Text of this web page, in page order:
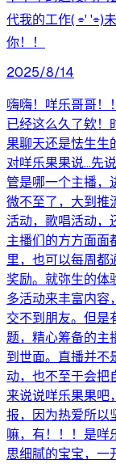
代我的工作( ⌯' '⌯)
你！！
2025/8/14
嗨嗨！咩乐哥哥！
已经这么久了欸！
果聊天还是怯生生
对咩乐果果说...先
管是哪一个主播，
微不至了，大到推
活动，歌唱活动，
主播们的方方面面
里，也可以每周都
奖励。就弥生的体
多活动来丰富内容
交不到朋友。但是
题，精心筹备的主
到世面。直播并不
动，也不至于会把
来说说咩乐果果吧
报，因为热爱所以
嘛，有！！！是咩
思细腻的宝宝，一